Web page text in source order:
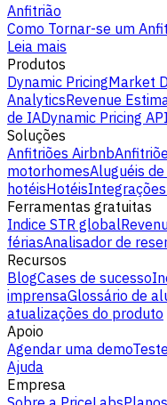
Anfitrião
Como Tornar-se um
Leia mais
Produtos
Dynamic PricingMarket
AnalyticsRevenue
de IADynamic Pricing API
Soluções
Anfitriões Airbnb
motorhomesAluguéis
hotéisHotéisIntegrações
Ferramentas gratuitas
Indice STR global
fériasAnalisador de
Recursos
BlogCases de sucesso
imprensaGlossário de
atualizações do produto
Apoio
Agendar uma demo
Ajuda
Empresa